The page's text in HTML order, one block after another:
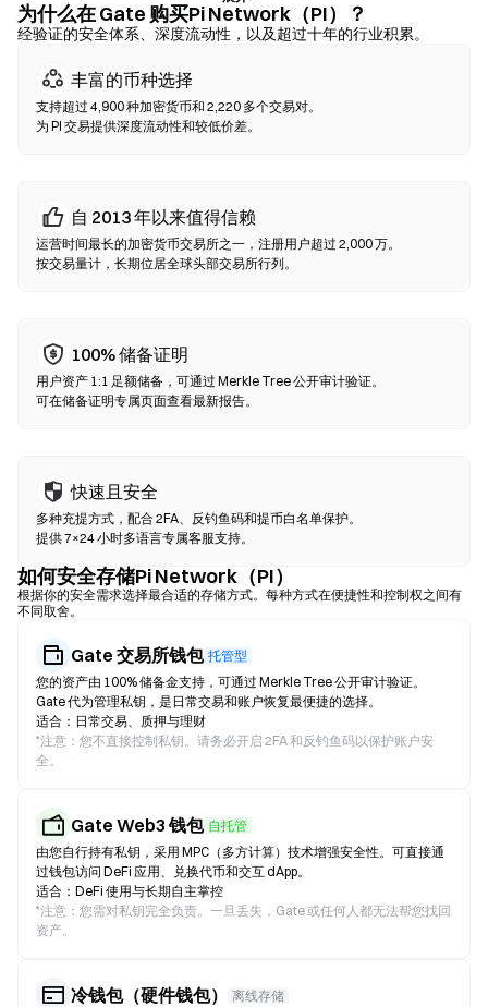
合约地址。
去中心化交易所（DEX）
无需中间方的点对点交易。DEX 通过智能合约在链上执行兑换，无
需注册或身份验证。连接兼容钱包，选择代币对，设置滑点容差后
为什么在 Gate 购买Pi Network（PI）？
经验证的安全体系、深度流动性，以及超过十年的行业积累。
丰富的币种选择
支持超过 4,900 种加密货币和 2,220 多个交易对。
为 PI 交易提供深度流动性和较低价差。
自 2013 年以来值得信赖
运营时间最长的加密货币交易所之一，注册用户超过 2,000 万。
按交易量计，长期位居全球头部交易所行列。
100% 储备证明
用户资产 1:1 足额储备，可通过 Merkle Tree 公开审计验证。
可在储备证明专属页面查看最新报告。
快速且安全
多种充提方式，配合 2FA、反钓鱼码和提币白名单保护。
提供 7×24 小时多语言专属客服支持。
如何安全存储Pi Network（PI）
根据你的安全需求选择最合适的存储方式。每种方式在便捷性和控制权之间有
不同取舍。
Gate 交易所钱包 托管型
您的资产由 100% 储备金支持，可通过 Merkle Tree 公开审计验证。
Gate 代为管理私钥，是日常交易和账户恢复最便捷的选择。
适合：日常交易、质押与理财
*注意：您不直接控制私钥。请务必开启 2FA 和反钓鱼码以保护账户安
全。
Gate Web3 钱包 自托管
由您自行持有私钥，采用 MPC（多方计算）技术增强安全性。可直接通
过钱包访问 DeFi 应用、兑换代币和交互 dApp。
适合：DeFi 使用与长期自主掌控
*注意：您需对私钥完全负责。一旦丢失，Gate 或任何人都无法帮您找回
资产。
冷钱包（硬件钱包） 离线存储